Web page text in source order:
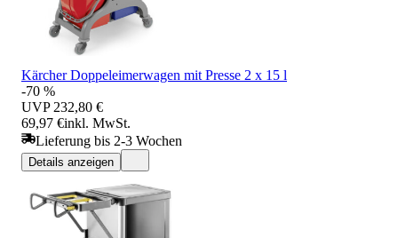
Kärcher Doppeleimerwagen mit Presse 2 x 15 l
-70 %
UVP 232,80 €
69,97 €inkl. MwSt.
Lieferung bis 2-3 Wochen
Details anzeigen